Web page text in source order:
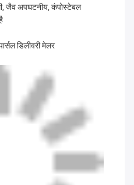
जैव अपघटनीय, कंपोस्टेबल
डिलीवरी मेलर